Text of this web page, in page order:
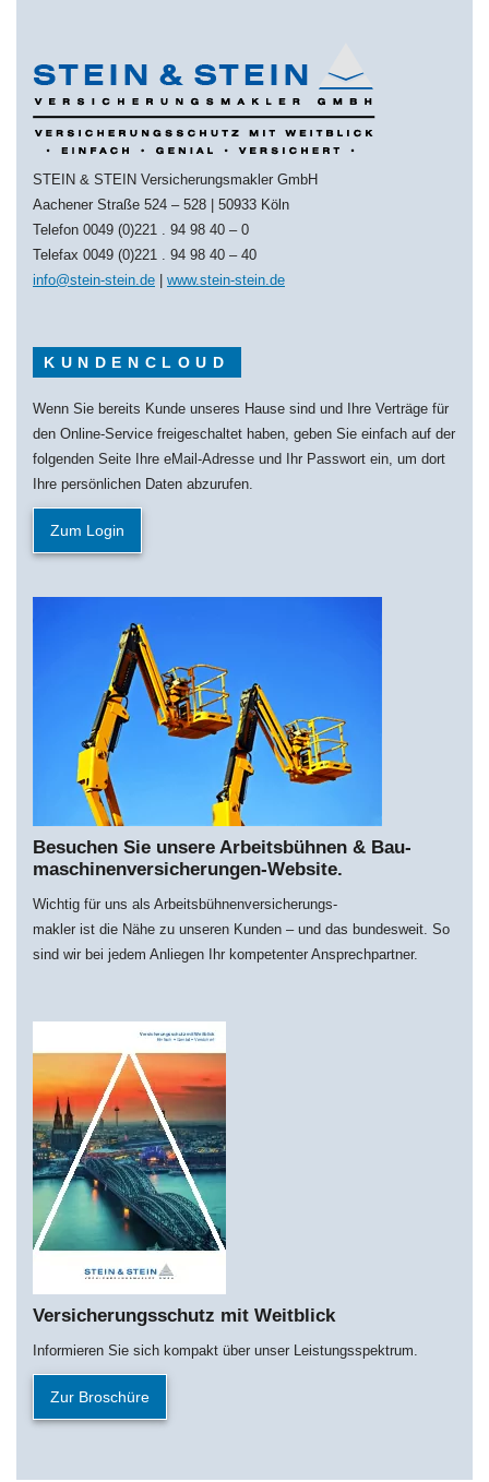
STEIN & STEIN Versicherungsmakler GmbH
Aachener Straße 524 – 528 | 50933 Köln
Telefon 0049 (0)221 . 94 98 40 – 0
Telefax 0049 (0)221 . 94 98 40 – 40
info@stein-stein.de | www.stein-stein.de
KUNDENCLOUD
Wenn Sie bereits Kunde unseres Hause sind und Ihre Verträge für
den Online-Service freigeschaltet haben, geben Sie einfach auf der
folgenden Seite Ihre eMail-Adresse und Ihr Passwort ein, um dort
Ihre persönlichen Daten abzurufen.
Zum Login
Besuchen Sie unsere Arbeitsbühnen & Bau­
maschi­nen­­versich­erungen-Website.
Wichtig für uns als Arbeitsbühnenversicherungs-
makler ist die Nähe zu unseren Kunden – und das bundesweit. So
sind wir bei jedem Anliegen Ihr kompetenter Ansprechpartner.
Versicherungsschutz mit Weitblick
Informieren Sie sich kompakt über unser Leistungsspektrum.
Zur Broschüre